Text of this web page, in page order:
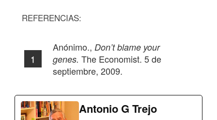
REFERENCIAS:
Anónimo., Don’t blame your
genes.The Economist. 5 de
septiembre, 2009.
Antonio G Trejo